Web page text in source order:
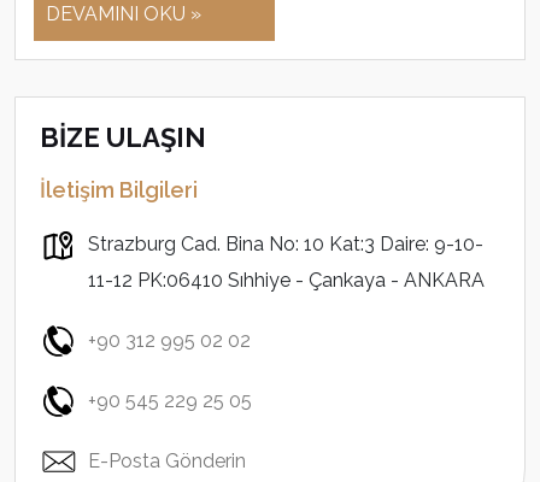
DEVAMINI OKU »
BİZE ULAŞIN
İletişim Bilgileri
Strazburg Cad. Bina No: 10 Kat:3 Daire: 9-10-
11-12 PK:06410 Sıhhiye - Çankaya - ANKARA
+90 312 995 02 02
+90 545 229 25 05
E-Posta Gönderin